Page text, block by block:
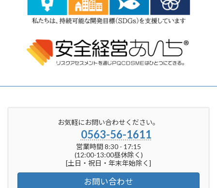
お気軽にお問い合わせください。
0563-56-1611
営業時間 8:30 - 17:15
(12:00-13:00昼休除く)
[土日・祝日・年末年始除く]
お問い合わせ